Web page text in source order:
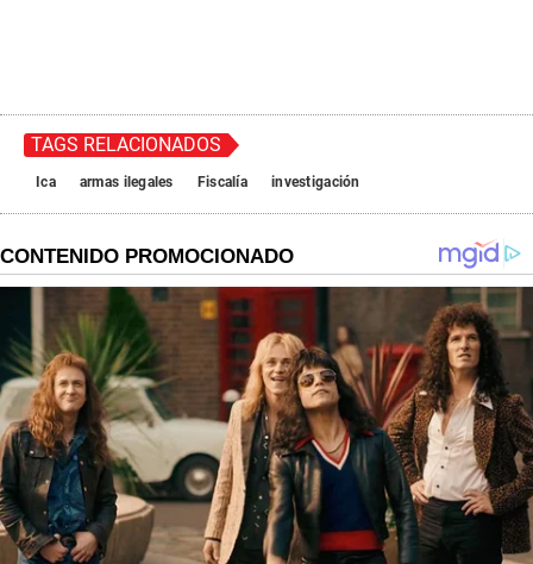
TAGS RELACIONADOS
Ica armas ilegales Fiscalía investigación